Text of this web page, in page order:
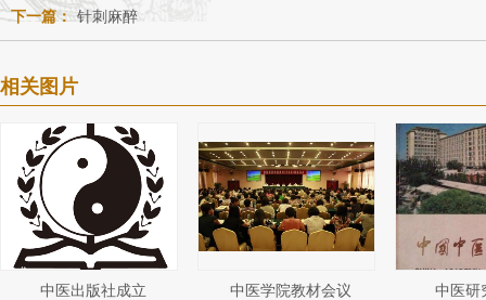
下一篇： 针刺麻醉
相关图片
中医出版社成立 中医学院教材会议 中医研